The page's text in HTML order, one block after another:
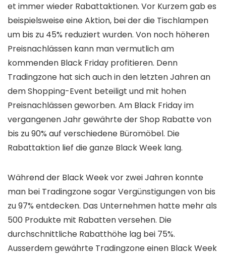
et immer wieder Rabattaktionen. Vor Kurzem gab es
beispielsweise eine Aktion, bei der die Tischlampen
um bis zu 45% reduziert wurden. Von noch höheren
Preisnachlässen kann man vermutlich am
kommenden Black Friday profitieren. Denn
Tradingzone hat sich auch in den letzten Jahren an
dem Shopping-Event beteiligt und mit hohen
Preisnachlässen geworben. Am Black Friday im
vergangenen Jahr gewährte der Shop Rabatte von
bis zu 90% auf verschiedene Büromöbel. Die
Rabattaktion lief die ganze Black Week lang.
Während der Black Week vor zwei Jahren konnte
man bei Tradingzone sogar Vergünstigungen von bis
zu 97% entdecken. Das Unternehmen hatte mehr als
500 Produkte mit Rabatten versehen. Die
durchschnittliche Rabatthöhe lag bei 75%.
Ausserdem gewährte Tradingzone einen Black Week